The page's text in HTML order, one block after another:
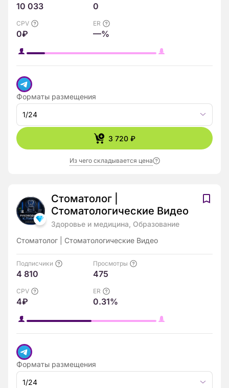
10 033 0
CPV
0₽
ER
—%
Форматы размещения
1/24
3 720 ₽
Из чего складывается цена
Стоматолог |
Стоматологические Видео
Здоровье и медицина, Образование
Стоматолог | Стоматологические Видео
Подписчики
4 810
Просмотры
475
CPV
4₽
ER
0.31%
Форматы размещения
1/24